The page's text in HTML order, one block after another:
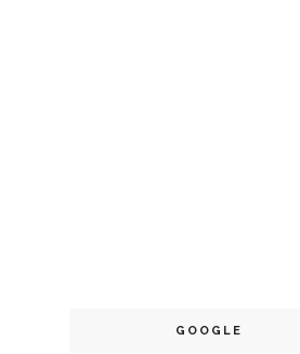
GOOGLE